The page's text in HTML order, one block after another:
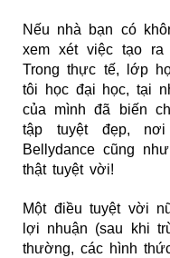
Nếu nhà bạn có
xem xét việc tạo ra
Trong thực tế, lớp
tôi học đại học, tại
của mình đã biến
tập tuyệt đẹp,
Bellydance cũng
thật tuyệt vời!
Một điều tuyệt vời
lợi nhuận (sau khi
thường, các hình